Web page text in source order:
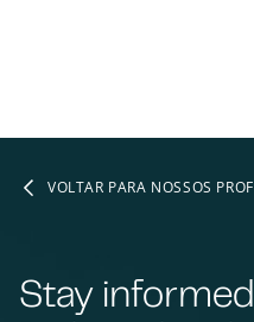
VOLTAR PARA NOSSOS
Stay informed